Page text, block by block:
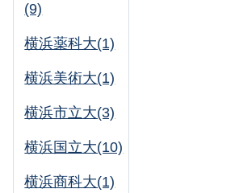
(9)
横浜薬科大(1)
横浜美術大(1)
横浜市立大(3)
横浜国立大(10)
横浜商科大(1)